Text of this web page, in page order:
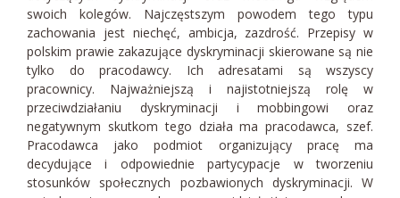
swoich kolegów. Najczęstszym powodem tego typu
zachowania jest niechęć, ambicja, zazdrość. Przepisy w
polskim prawie zakazujące dyskryminacji skierowane są nie
tylko do pracodawcy. Ich adresatami są wszyscy
pracownicy. Najważniejszą i najistotniejszą rolę w
przeciwdziałaniu dyskryminacji i mobbingowi oraz
negatywnym skutkom tego działa ma pracodawca, szef.
Pracodawca jako podmiot organizujący pracę ma
decydujące i odpowiednie partycypacje w tworzeniu
stosunków społecznych pozbawionych dyskryminacji. W